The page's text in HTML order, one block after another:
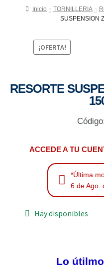
Inicio TORNILLERIA
SUSPENSION
¡OFERTA!
RESORTE
ACCEDE A TU
*Última
6 de Ago.
Hay disponibles
Lo